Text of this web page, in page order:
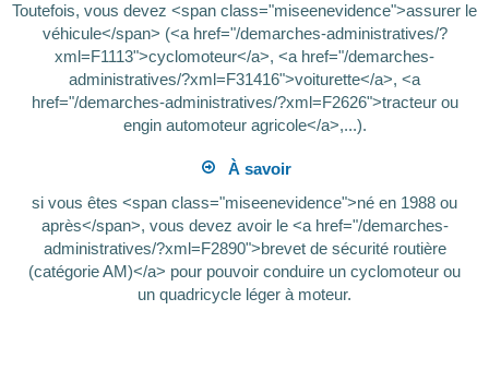
Toutefois, vous devez <span class="miseenevidence">assurer le
véhicule</span> (<a href="/demarches-administratives/?
xml=F1113">cyclomoteur</a>, <a href="/demarches-
administratives/?xml=F31416">voiturette</a>, <a
href="/demarches-administratives/?xml=F2626">tracteur ou
engin automoteur agricole</a>,...).
À savoir
si vous êtes <span class="miseenevidence">né en 1988 ou
après</span>, vous devez avoir le <a href="/demarches-
administratives/?xml=F2890">brevet de sécurité routière
(catégorie AM)</a> pour pouvoir conduire un cyclomoteur ou
un quadricycle léger à moteur.